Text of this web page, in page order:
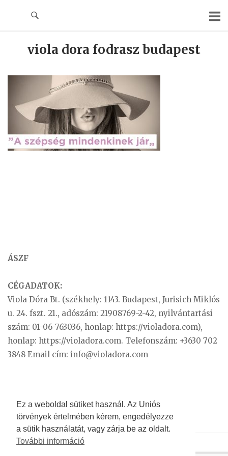
viola dora fodrasz budapest
ÁSZF
CÉGADATOK:
Viola Dóra Bt. (székhely: 1143. Budapest, Jurisich Miklós
u. 24. fszt. 21., adószám: 21908769-2-42, nyilvántartási
szám: 01-06-763036, honlap: https://violadora.com),
honlap: https://violadora.com. Telefonszám: +3630 702
3848 Email cím: info@violadora.com
Ez a weboldal sütiket használ. Az Uniós
törvények értelmében kérem, engedélyezze
a sütik használatát, vagy zárja be az oldalt.
További információ